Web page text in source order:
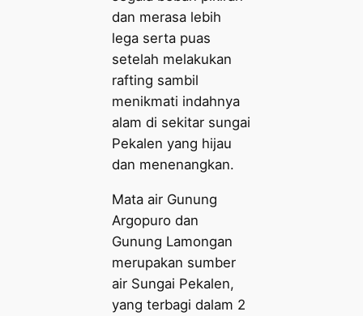
dan merasa lebih
lega serta puas
setelah melakukan
rafting sambil
menikmati indahnya
alam di sekitar sungai
Pekalen yang hijau
dan menenangkan.
Mata air Gunung
Argopuro dan
Gunung Lamongan
merupakan sumber
air Sungai Pekalen,
yang terbagi dalam 2